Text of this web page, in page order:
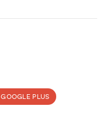
GOOGLE PLUS